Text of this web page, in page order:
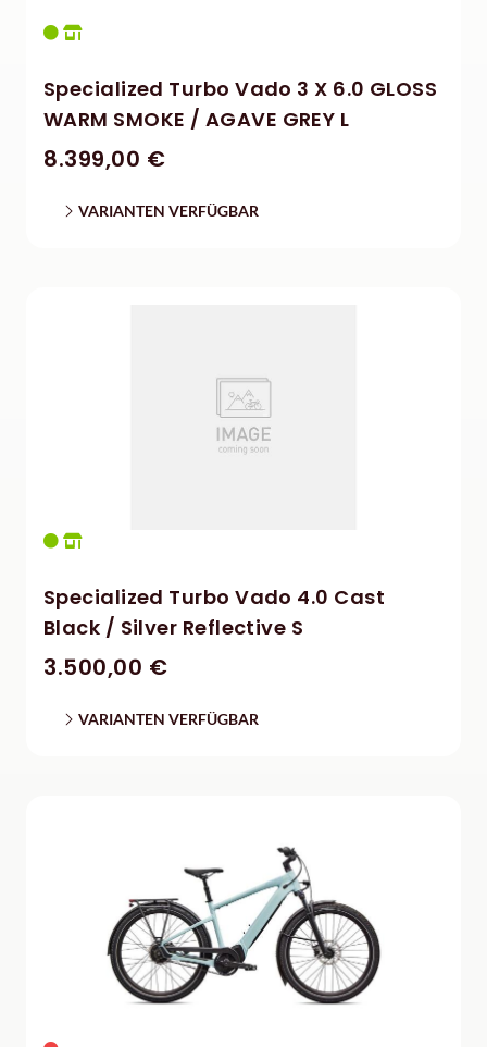
Specialized Turbo Vado 3 X 6.0 GLOSS
WARM SMOKE / AGAVE GREY L
8.399,00 €
VARIANTEN VERFÜGBAR
Specialized Turbo Vado 4.0 Cast
Black / Silver Reflective S
3.500,00 €
VARIANTEN VERFÜGBAR